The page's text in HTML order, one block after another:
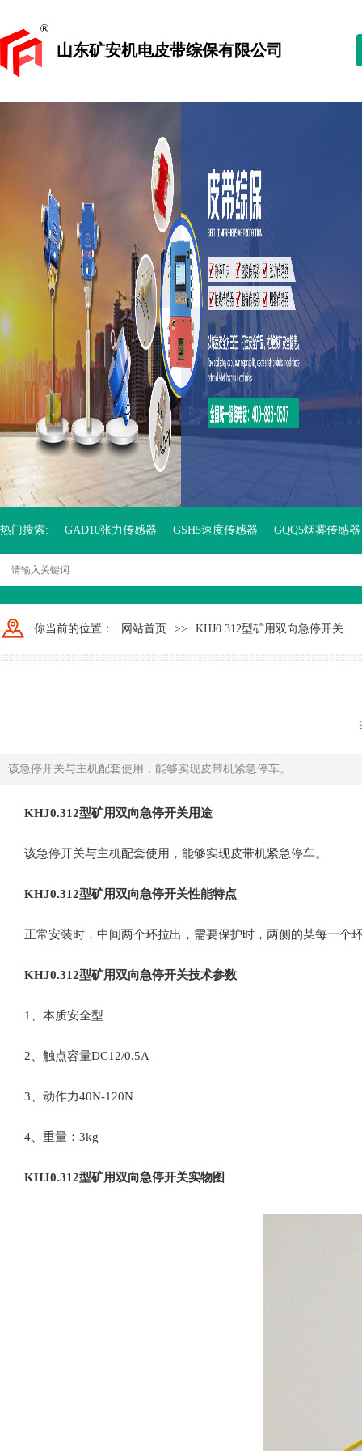
山东矿安机电皮带综保有限公司
热门搜索: GAD10张力传感器 GSH5速度传感器 GQQ5烟雾传感器
你当前的位置： 网站首页 >> KHJ0.312型矿用双向急停开关
该急停开关与主机配套使用，能够实现皮带机紧急停车。
KHJ0.312型矿用双向急停开关用途
该急停开关与主机配套使用，能够实现皮带机紧急停车。
KHJ0.312型矿用双向急停开关性能特点
正常安装时，中间两个环拉出，需要保护时，两侧的某每一个
KHJ0.312型矿用双向急停开关技术参数
1、本质安全型
2、触点容量DC12/0.5A
3、动作力40N-120N
4、重量： 3kg
KHJ0.312型矿用双向急停开关实物图